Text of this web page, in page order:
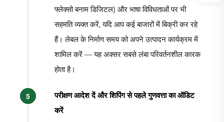
फ्लेक्सो बनाम डिजिटल) और भाषा विविधताओं पर भी
सहमति व्यक्त करें, यदि आप कई बाजारों में बिक्री कर रहे
हैं। लेबल के निर्माण समय को अपने उत्पादन कार्यक्रम में
शामिल करें — यह अक्सर सबसे लंबा परिवर्तनशील कारक
होता है।
परीक्षण आदेश दें और शिपिंग से पहले गुणवत्ता का ऑडिट
करें